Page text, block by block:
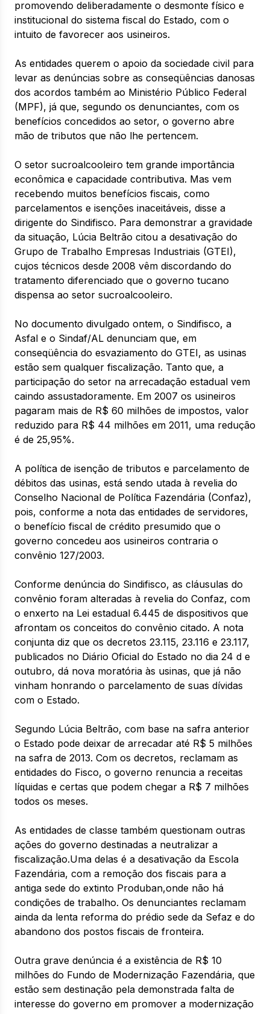
promovendo deliberadamente o desmonte físico e
institucional do sistema fiscal do Estado, com o
intuito de favorecer aos usineiros.
As entidades querem o apoio da sociedade civil para
levar as denúncias sobre as conseqüências danosas
dos acordos também ao Ministério Público Federal
(MPF), já que, segundo os denunciantes, com os
benefícios concedidos ao setor, o governo abre
mão de tributos que não lhe pertencem.
O setor sucroalcooleiro tem grande importância
econômica e capacidade contributiva. Mas vem
recebendo muitos benefícios fiscais, como
parcelamentos e isenções inaceitáveis, disse a
dirigente do Sindifisco. Para demonstrar a gravidade
da situação, Lúcia Beltrão citou a desativação do
Grupo de Trabalho Empresas Industriais (GTEI),
cujos técnicos desde 2008 vêm discordando do
tratamento diferenciado que o governo tucano
dispensa ao setor sucroalcooleiro.
No documento divulgado ontem, o Sindifisco, a
Asfal e o Sindaf/AL denunciam que, em
conseqüência do esvaziamento do GTEI, as usinas
estão sem qualquer fiscalização. Tanto que, a
participação do setor na arrecadação estadual vem
caindo assustadoramente. Em 2007 os usineiros
pagaram mais de R$ 60 milhões de impostos, valor
reduzido para R$ 44 milhões em 2011, uma redução
é de 25,95%.
A política de isenção de tributos e parcelamento de
débitos das usinas, está sendo utada à revelia do
Conselho Nacional de Política Fazendária (Confaz),
pois, conforme a nota das entidades de servidores,
o benefício fiscal de crédito presumido que o
governo concedeu aos usineiros contraria o
convênio 127/2003.
Conforme denúncia do Sindifisco, as cláusulas do
convênio foram alteradas à revelia do Confaz, com
o enxerto na Lei estadual 6.445 de dispositivos que
afrontam os conceitos do convênio citado. A nota
conjunta diz que os decretos 23.115, 23.116 e 23.117,
publicados no Diário Oficial do Estado no dia 24 d e
outubro, dá nova moratória às usinas, que já não
vinham honrando o parcelamento de suas dívidas
com o Estado.
Segundo Lúcia Beltrão, com base na safra anterior
o Estado pode deixar de arrecadar até R$ 5 milhões
na safra de 2013. Com os decretos, reclamam as
entidades do Fisco, o governo renuncia a receitas
líquidas e certas que podem chegar a R$ 7 milhões
todos os meses.
As entidades de classe também questionam outras
ações do governo destinadas a neutralizar a
fiscalização.Uma delas é a desativação da Escola
Fazendária, com a remoção dos fiscais para a
antiga sede do extinto Produban,onde não há
condições de trabalho. Os denunciantes reclamam
ainda da lenta reforma do prédio sede da Sefaz e do
abandono dos postos fiscais de fronteira.
Outra grave denúncia é a existência de R$ 10
milhões do Fundo de Modernização Fazendária, que
estão sem destinação pela demonstrada falta de
interesse do governo em promover a modernização